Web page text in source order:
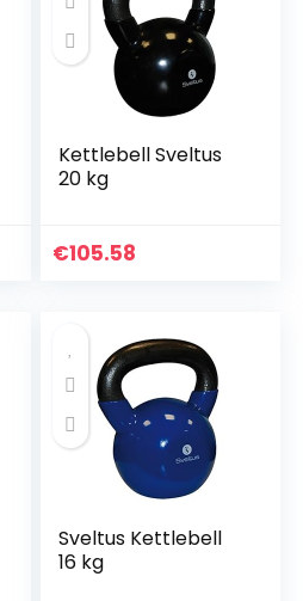
Kettlebell Sveltus
20 kg
€105.58
Sveltus Kettlebell
16 kg